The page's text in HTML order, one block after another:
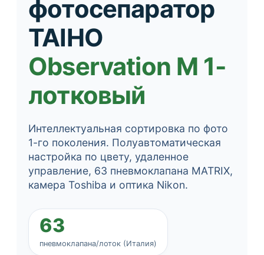
фотосепаратор
TAIHO
Observation М 1-
лотковый
Интеллектуальная сортировка по фото
1-го поколения. Полуавтоматическая
настройка по цвету, удаленное
управление, 63 пневмоклапана MATRIX,
камера Toshiba и оптика Nikon.
63
пневмоклапана/лоток (Италия)